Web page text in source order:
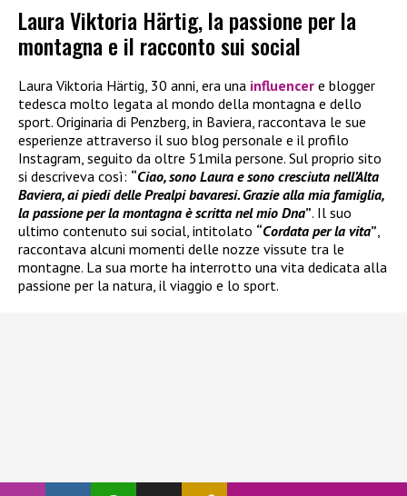
Laura Viktoria Härtig, la passione per la
montagna e il racconto sui social
Laura Viktoria Härtig, 30 anni, era una influencer e blogger
tedesca molto legata al mondo della montagna e dello
sport. Originaria di Penzberg, in Baviera, raccontava le sue
esperienze attraverso il suo blog personale e il profilo
Instagram, seguito da oltre 51mila persone. Sul proprio sito
si descriveva così: “Ciao, sono Laura e sono cresciuta nell’Alta
Baviera, ai piedi delle Prealpi bavaresi. Grazie alla mia famiglia,
la passione per la montagna è scritta nel mio Dna”. Il suo
ultimo contenuto sui social, intitolato “Cordata per la vita”
raccontava alcuni momenti delle nozze vissute tra le
montagne. La sua morte ha interrotto una vita dedicata alla
passione per la natura, il viaggio e lo sport.